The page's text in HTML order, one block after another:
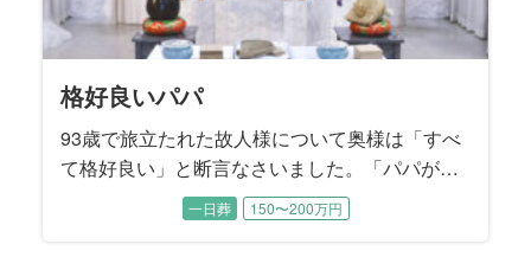
格好良いパパ
93歳で旅立たれた故人様について奥様は「すべ
て格好良い」と断言なさいました。「パパが全
部やってくれたから、私は何も出来なく
て……」と肩を落として涙するお母様に、二人
一日葬 150〜200万円